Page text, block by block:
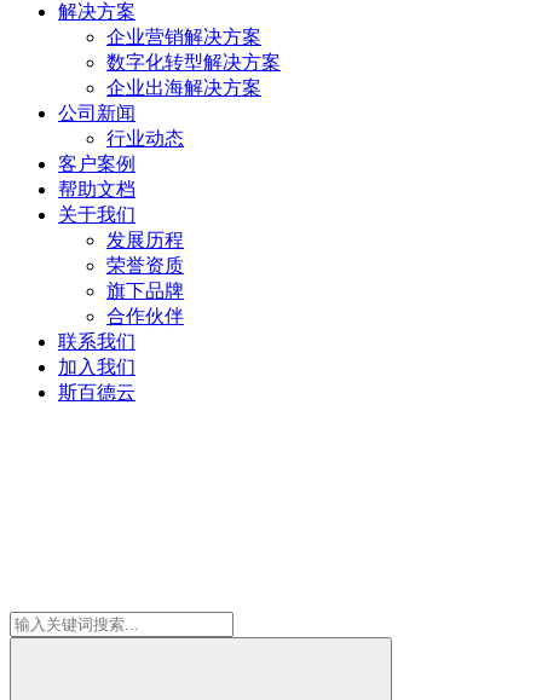
解决方案
企业营销解决方案
数字化转型解决方案
企业出海解决方案
公司新闻
行业动态
客户案例
帮助文档
关于我们
发展历程
荣誉资质
旗下品牌
合作伙伴
联系我们
加入我们
斯百德云